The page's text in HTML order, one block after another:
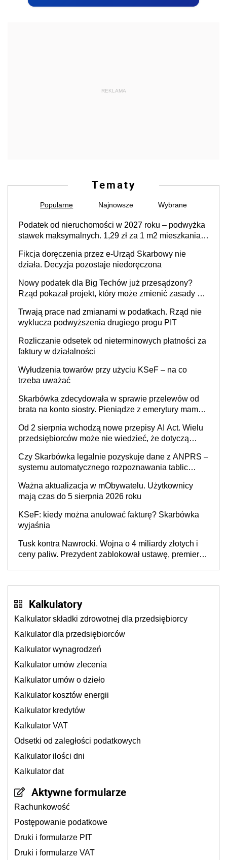
REKLAMA
Tematy
Popularne Najnowsze Wybrane
Podatek od nieruchomości w 2027 roku – podwyżka
stawek maksymalnych. 1,29 zł za 1 m2 mieszkania,
prowadzeniem działalności gospodarczej
Fikcja doręczenia przez e-Urząd Skarbowy nie
działa. Decyzja pozostaje niedoręczona
Nowy podatek dla Big Techów już przesądzony?
Rząd pokazał projekt, który może zmienić zasady gry
Trwają prace nad zmianami w podatkach. Rząd nie
wyklucza podwyższenia drugiego progu PIT
Rozliczanie odsetek od nieterminowych płatności za
faktury w działalności
Wyłudzenia towarów przy użyciu KSeF – na co
trzeba uważać
Skarbówka zdecydowała w sprawie przelewów od
brata na konto siostry. Pieniądze z emerytury mamy
będzie
Od 2 sierpnia wchodzą nowe przepisy AI Act. Wielu
przedsiębiorców może nie wiedzieć, że dotyczą
Czy Skarbówka legalnie pozyskuje dane z ANPRS –
systemu automatycznego rozpoznawania tablic
Ważna aktualizacja w mObywatelu. Użytkownicy
mają czas do 5 sierpnia 2026 roku
KSeF: kiedy można anulować fakturę? Skarbówka
wyjaśnia
Tusk kontra Nawrocki. Wojna o 4 miliardy złotych i
ceny paliw. Prezydent zablokował ustawę, premier
Kalkulatory
Kalkulator składki zdrowotnej dla przedsiębiorcy
Kalkulator dla przedsiębiorców
Kalkulator wynagrodzeń
Kalkulator umów zlecenia
Kalkulator umów o dzieło
Kalkulator kosztów energii
Kalkulator kredytów
Kalkulator VAT
Odsetki od zaległości podatkowych
Kalkulator ilości dni
Kalkulator dat
Aktywne formularze
Rachunkowość
Postępowanie podatkowe
Druki i formularze PIT
Druki i formularze VAT